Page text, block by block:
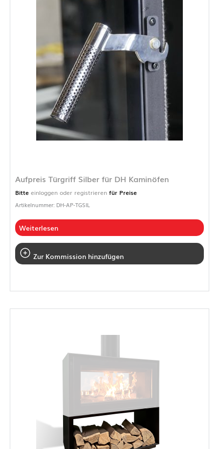
Aufpreis Türgriff Silber für DH Kaminöfen
Bitte einloggen oder registrieren für Preise
Artikelnummer: DH-AP-TGSIL
Weiterlesen
Zur Kommission hinzufügen